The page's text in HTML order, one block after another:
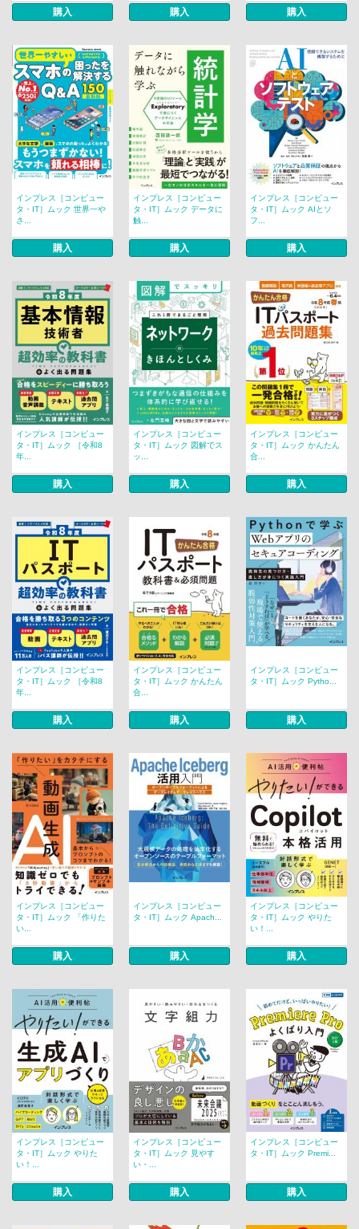
購入 購入 購入
インプレス［コンピュー
タ・IT］ムック 世界一や
さ...
購入
インプレス［コンピュー
タ・IT］ムック データに
触...
購入
インプレス［コンピュー
タ・IT］ムック AIとソ
フ...
購入
インプレス［コンピュー
タ・IT］ムック ［令和8
年...
購入
インプレス［コンピュー
タ・IT］ムック 図解でス
ッ...
購入
インプレス［コンピュー
タ・IT］ムック かんたん
合...
購入
インプレス［コンピュー
タ・IT］ムック ［令和8
年...
購入
インプレス［コンピュー
タ・IT］ムック かんたん
合...
購入
インプレス［コンピュー
タ・IT］ムック Pytho...
購入
インプレス［コンピュー
タ・IT］ムック 「作りた
い...
購入
インプレス［コンピュー
タ・IT］ムック Apach...
購入
インプレス［コンピュー
タ・IT］ムック やりた
い！...
購入
インプレス［コンピュー
タ・IT］ムック やりた
い！...
購入
インプレス［コンピュー
タ・IT］ムック 見やす
い・...
購入
インプレス［コンピュー
タ・IT］ムック Premi...
購入